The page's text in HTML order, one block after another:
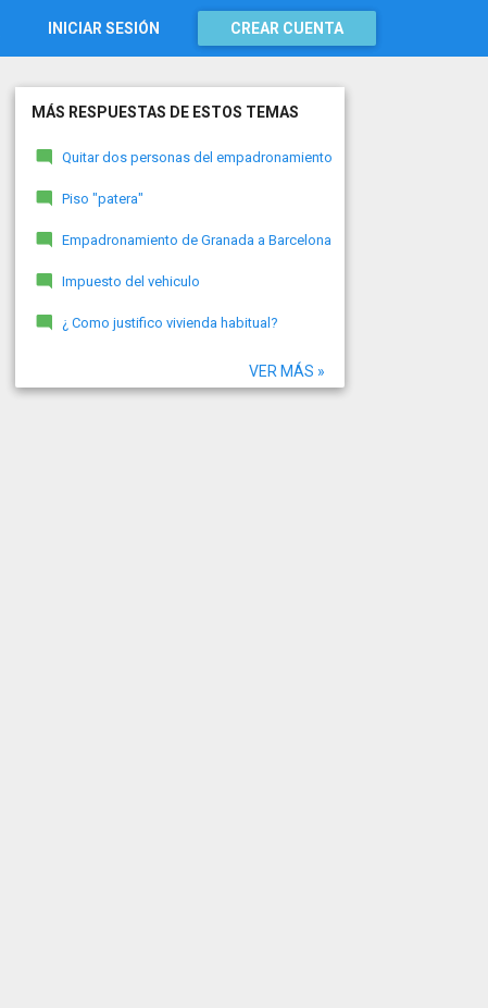
INICIAR SESIÓN CREAR CUENTA
MÁS RESPUESTAS DE ESTOS TEMAS
Quitar dos personas del empadronamiento
Piso "patera"
Empadronamiento de Granada a Barcelona
Impuesto del vehiculo
¿ Como justifico vivienda habitual?
VER MÁS »